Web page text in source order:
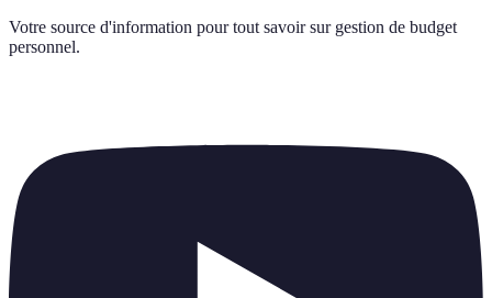
Votre source d'information pour tout savoir sur gestion de budget
personnel.